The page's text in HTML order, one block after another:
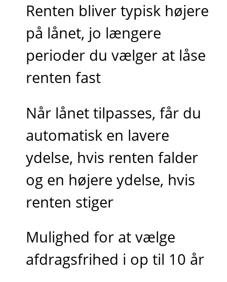
Renten bliver typisk højere
på lånet, jo længere
perioder du vælger at låse
renten fast
Når lånet tilpasses, får du
automatisk en lavere
ydelse, hvis renten falder
og en højere ydelse, hvis
renten stiger
Mulighed for at vælge
afdragsfrihed i op til 10 år